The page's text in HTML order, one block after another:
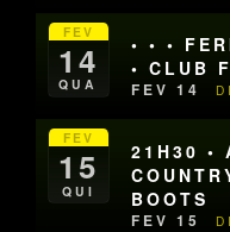
FEV
14
QUA
• • •
• CLUB
FEV 14
FEV
15
QUI
21H30 •
BOOTS
FEV 15